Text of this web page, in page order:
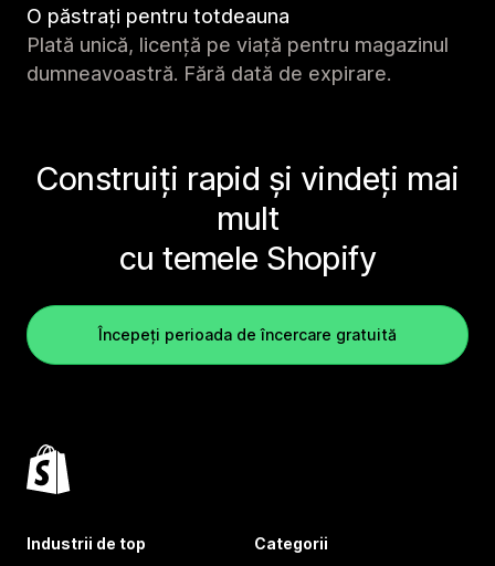
O păstrați pentru totdeauna
Plată unică, licență pe viață pentru magazinul
dumneavoastră. Fără dată de expirare.
Construiți rapid și vindeți mai
mult
cu temele Shopify
Începeți perioada de încercare gratuită
Industrii de top Categorii